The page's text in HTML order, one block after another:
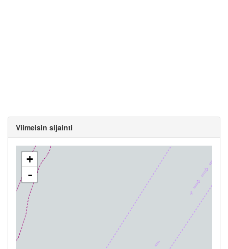
Viimeisin sijainti
+
-